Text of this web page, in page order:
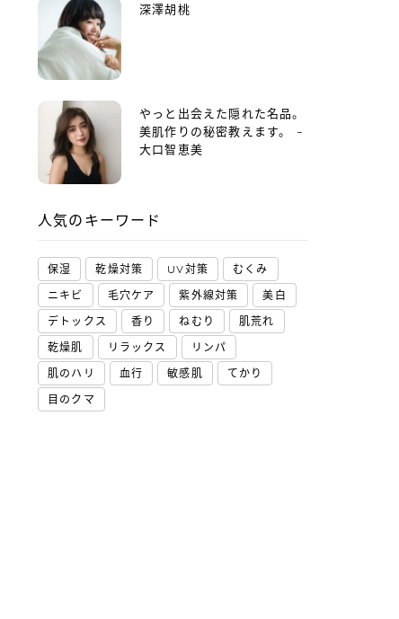
深澤胡桃
やっと出会えた隠れた名品。
美肌作りの秘密教えます。 –
大口智恵美
人気のキーワード
保湿 乾燥対策 UV対策
むくみ
ニキビ
毛穴ケア 紫外線対策
美白
デトックス
香り ねむり
肌荒れ
乾燥肌
リラックス
リンパ
肌のハリ
血行 敏感肌
てかり
目のクマ